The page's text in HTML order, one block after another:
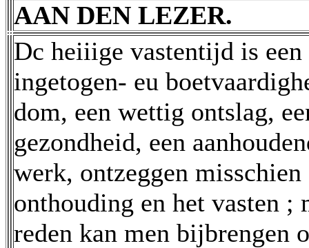
AAN DEN LEZER.
Dc heiiige vastentijd is
ingetogen- eu
dom, een wettig ontslag,
gezondheid, een
werk, ontzeggen misschien
onthouding en het vasten ;
reden kan men bijbrengen